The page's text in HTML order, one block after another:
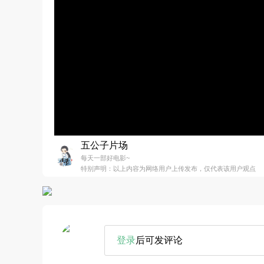
五公子片场
每天一部好电影~
特别声明：以上内容为网络用户上传发布，仅代表该用户观点
登录后可发评论